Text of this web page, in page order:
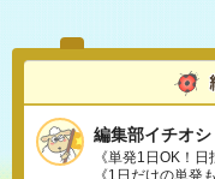
編集部イチオシ
《単発1日OK！
《1日だけの単発